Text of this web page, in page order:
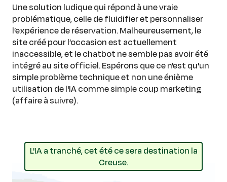
Une solution ludique qui répond à une vraie
problématique, celle de fluidifier et personnaliser
l’expérience de réservation. Malheureusement, le
site créé pour l’occasion est actuellement
inaccessible, et le chatbot ne semble pas avoir été
intégré au site officiel. Espérons que ce n'est qu'un
simple problème technique et non une énième
utilisation de l'IA comme simple coup marketing
(affaire à suivre).
L'IA a tranché, cet été ce sera destination la
Creuse.